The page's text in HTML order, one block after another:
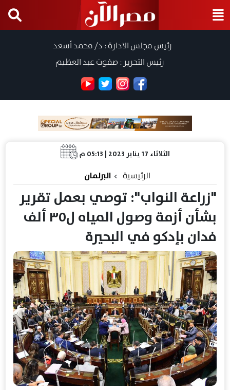
رئيس مجلس الادارة : د/ محمد أسعد
رئيس التحرير : صفوت عبد العظيم
الثلاثاء 17 يناير 2023 | 05:13 م
الرئيسية البرلمان
"زراعة النواب": توصي بعمل تقرير
بشأن أزمة وصول المياه ل٣٥ ألف
فدان بإدكو في البحيرة